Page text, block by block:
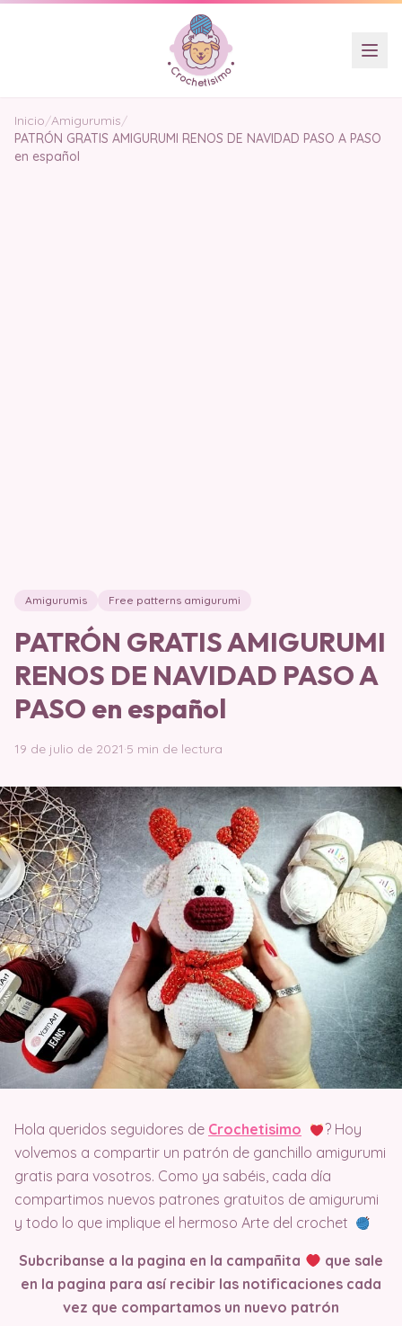
Inicio/Amigurumis/
PATRÓN GRATIS AMIGURUMI RENOS DE NAVIDAD PASO A PASO
en español
Amigurumis Free patterns amigurumi
PATRÓN GRATIS AMIGURUMI
RENOS DE NAVIDAD PASO A
PASO en español
19 de julio de 2021·5 min de lectura
Hola queridos seguidores de Crochetisimo
? Hoy
volvemos a compartir un patrón de ganchillo amigurumi
gratis para vosotros. Como ya sabéis, cada día
compartimos nuevos patrones gratuitos de amigurumi
y todo lo que implique el hermoso Arte del crochet
Subcribanse a la pagina en la campañita
que sale
en la pagina para así recibir las notificaciones cada
vez que compartamos un nuevo patrón